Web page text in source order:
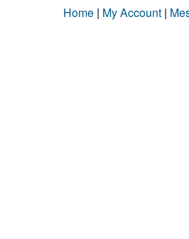
Home | My Account |